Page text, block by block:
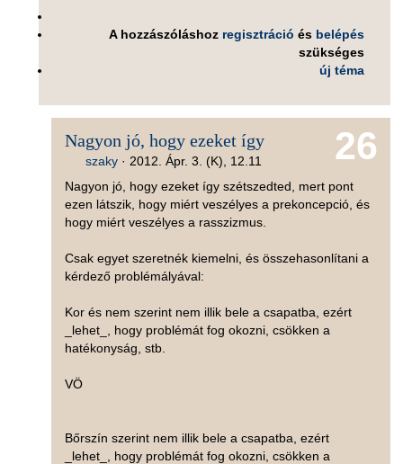
A hozzászóláshoz regisztráció és belépés
szükséges
új téma
26
Nagyon jó, hogy ezeket így
szaky ·2012. Ápr. 3. (K), 12.11
Nagyon jó, hogy ezeket így szétszedted, mert pont
ezen látszik, hogy miért veszélyes a prekoncepció, és
hogy miért veszélyes a rasszizmus.
Csak egyet szeretnék kiemelni, és összehasonlítani a
kérdező problémályával:
Kor és nem szerint nem illik bele a csapatba, ezért
_lehet_, hogy problémát fog okozni, csökken a
hatékonyság, stb.
VÖ
Bőrszín szerint nem illik bele a csapatba, ezért
_lehet_, hogy problémát fog okozni, csökken a